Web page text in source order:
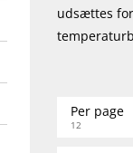
udsættes
Per page
12